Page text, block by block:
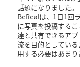
話題になりました。
BeRealは、1日1回
に写真を投稿する
達と共有できるア
流を目的としてい
用する必要はあまり